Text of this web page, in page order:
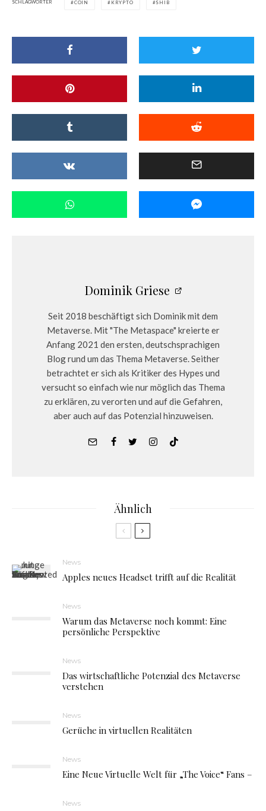
SCHLAGWÖRTER COIN KRYPTO SHIB
Dominik Griese
Seit 2018 beschäftigt sich Dominik mit dem
Metaverse. Mit "The Metaspace" kreierte er
Anfang 2021 den ersten, deutschsprachigen
Blog rund um das Thema Metaverse. Seither
betrachtet er sich als Kritiker des Hypes und
versucht so einfach wie nur möglich das Thema
zu erklären, zu verorten und auf die Gefahren,
aber auch auf das Potenzial hinzuweisen.
Ähnlich
News
Apples neues Headset trifft auf die Realität
News
Warum das Metaverse noch kommt: Eine
persönliche Perspektive
News
Das wirtschaftliche Potenzial des Metaverse
verstehen
News
Gerüche in virtuellen Realitäten
News
Eine Neue Virtuelle Welt für „The Voice“ Fans –
News